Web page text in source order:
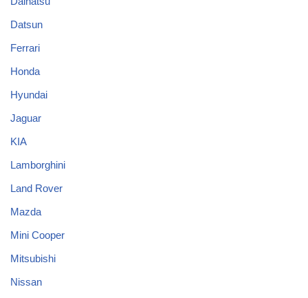
Datsun
Ferrari
Honda
Hyundai
Jaguar
KIA
Lamborghini
Land Rover
Mazda
Mini Cooper
Mitsubishi
Nissan